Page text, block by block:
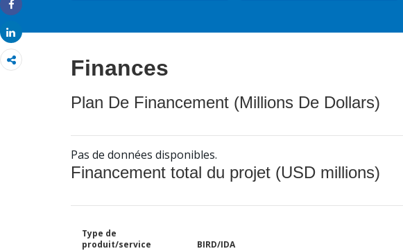
Share
Share
Finances
Plan De Financement (Millions De Dollars)
Pas de données disponibles.
Financement total du projet (USD millions)
Type de
produit/service
BIRD/IDA